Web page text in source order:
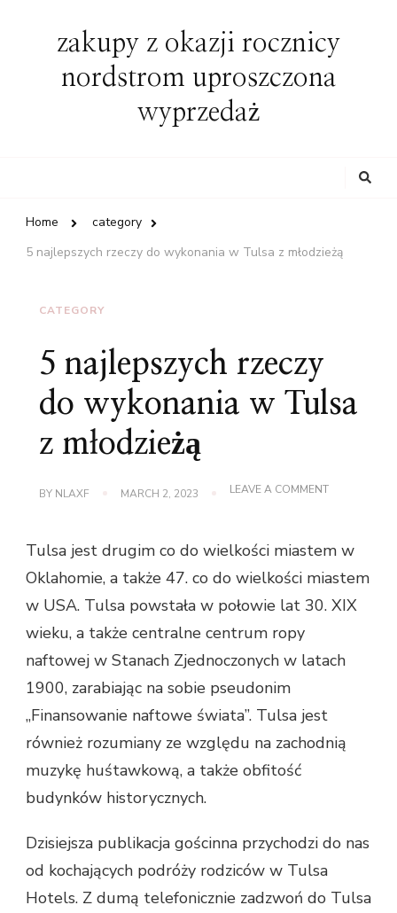
zakupy z okazji rocznicy
nordstrom uproszczona
wyprzedaż
Home
category
5 najlepszych rzeczy do wykonania w Tulsa z młodzieżą
CATEGORY
5 najlepszych rzeczy
do wykonania w Tulsa
z młodzieżą
BY NLAXF MARCH 2, 2023 LEAVE A COMMENTON
DO
W
Z
Tulsa jest drugim co do wielkości miastem w
Oklahomie, a także 47. co do wielkości miastem
w USA. Tulsa powstała w połowie lat 30. XIX
wieku, a także centralne centrum ropy
naftowej w Stanach Zjednoczonych w latach
1900, zarabiając na sobie pseudonim
„Finansowanie naftowe świata”. Tulsa jest
również rozumiany ze względu na zachodnią
muzykę huśtawkową, a także obfitość
budynków historycznych.
Dzisiejsza publikacja gościnna przychodzi do nas
od kochających podróży rodziców w Tulsa
Hotels. Z dumą telefonicznie zadzwoń do Tulsa